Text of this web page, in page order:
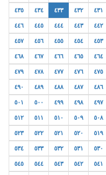
٤٣١ ٤٣٢ ٤٣٣ ٤٣٤ ٤٣٥
٤٤٢ ٤٤٣ ٤٤٤ ٤٤٥ ٤٤٦
٤٥٣ ٤٥٤ ٤٥٥ ٤٥٦ ٤٥٧
٤٦٤ ٤٦٥ ٤٦٦ ٤٦٧ ٤٦٨
٤٧٥ ٤٧٦ ٤٧٧ ٤٧٨ ٤٧٩
٤٨٦ ٤٨٧ ٤٨٨ ٤٨٩ ٤٩٠
٤٩٧ ٤٩٨ ٤٩٩ ٥٠٠ ٥٠١
٥٠٨ ٥٠٩ ٥١٠ ٥١١ ٥١٢
٥١٩ ٥٢٠ ٥٢١ ٥٢٢ ٥٢٣
٥٣٠ ٥٣١ ٥٣٢ ٥٣٣ ٥٣٤
٥٤١ ٥٤٢ ٥٤٣ ٥٤٤ ٥٤٥